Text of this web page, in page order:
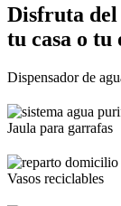
Disfruta del
tu casa o tu
Dispensador de
Jaula para garrafas
Vasos reciclables